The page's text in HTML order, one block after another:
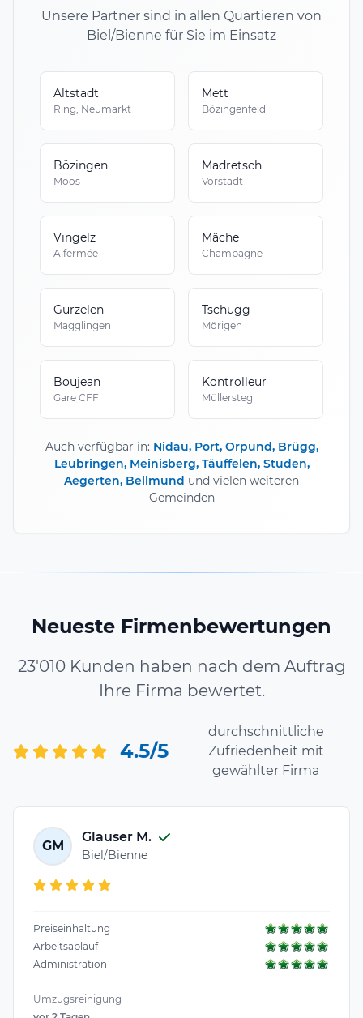
Unsere Partner sind in allen Quartieren von
Biel/Bienne für Sie im Einsatz
Altstadt
Ring, Neumarkt
Mett
Bözingenfeld
Bözingen
Moos
Madretsch
Vorstadt
Vingelz
Alfermée
Mâche
Champagne
Gurzelen
Magglingen
Tschugg
Mörigen
Boujean
Gare CFF
Kontrolleur
Müllersteg
Auch verfügbar in: Nidau, Port, Orpund, Brügg,
Leubringen, Meinisberg, Täuffelen, Studen,
Aegerten, Bellmund und vielen weiteren
Gemeinden
Neueste Firmenbewertungen
23'010 Kunden haben nach dem Auftrag
Ihre Firma bewertet.
4.5/5
durchschnittliche
Zufriedenheit mit
gewählter Firma
GM
Glauser M.
Biel/Bienne
Preiseinhaltung
Arbeitsablauf
Administration
Umzugsreinigung